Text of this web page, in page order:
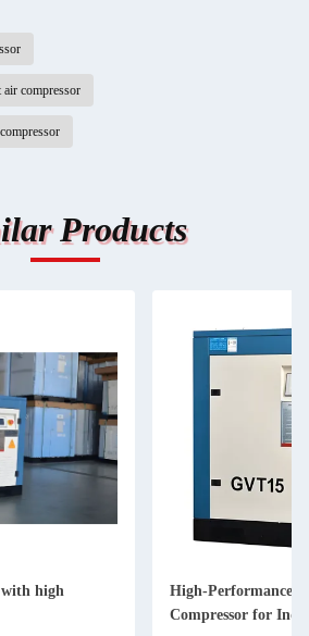
air compressor
Products
with high
High-Performance
Compressor for